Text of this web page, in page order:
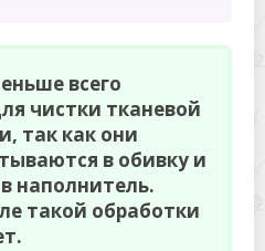
всего
чистки тканевой
так как они
в обивку и
наполнитель.
такой обработки